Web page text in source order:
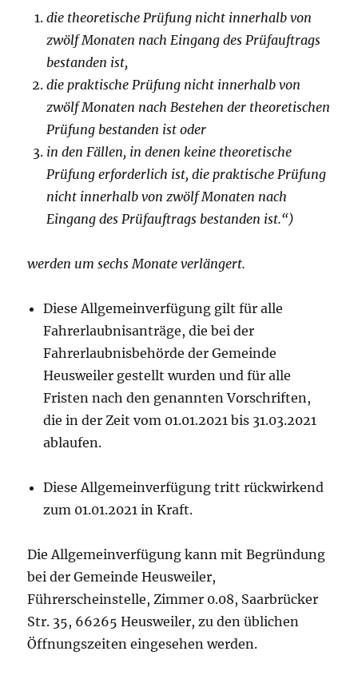
die theoretische Prüfung nicht innerhalb von
zwölf Monaten nach Eingang des Prüfauftrags
bestanden ist,
die praktische Prüfung nicht innerhalb von
zwölf Monaten nach Bestehen der theoretischen
Prüfung bestanden ist oder
in den Fällen, in denen keine theoretische
Prüfung erforderlich ist, die praktische Prüfung
nicht innerhalb von zwölf Monaten nach
Eingang des Prüfauftrags bestanden ist.“)
werden um sechs Monate verlängert.
Diese Allgemeinverfügung gilt für alle
Fahrerlaubnisanträge, die bei der
Fahrerlaubnisbehörde der Gemeinde
Heusweiler gestellt wurden und für alle
Fristen nach den genannten Vorschriften,
die in der Zeit vom 01.01.2021 bis 31.03.2021
ablaufen.
Diese Allgemeinverfügung tritt rückwirkend
zum 01.01.2021 in Kraft.
Die Allgemeinverfügung kann mit Begründung
bei der Gemeinde Heusweiler,
Führerscheinstelle, Zimmer 0.08, Saarbrücker
Str. 35, 66265 Heusweiler, zu den üblichen
Öffnungszeiten eingesehen werden.